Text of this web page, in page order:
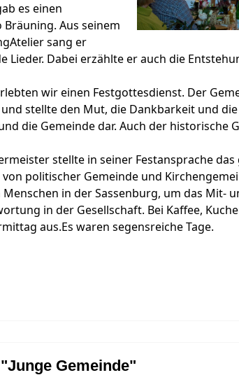
es einen
Aus seinem
sang er
Lieder. Dabei erzählte er auch die
wir einen Festgottesdienst. Der
stellte den Mut, die Dankbarkeit und
die Gemeinde dar. Auch der historische
stellte in seiner Festansprache das
politischer Gemeinde und
in der Sassenburg, um das Mit-
in der Gesellschaft. Bei Kaffee,
aus.Es waren segensreiche Tage.
Gemeinde"